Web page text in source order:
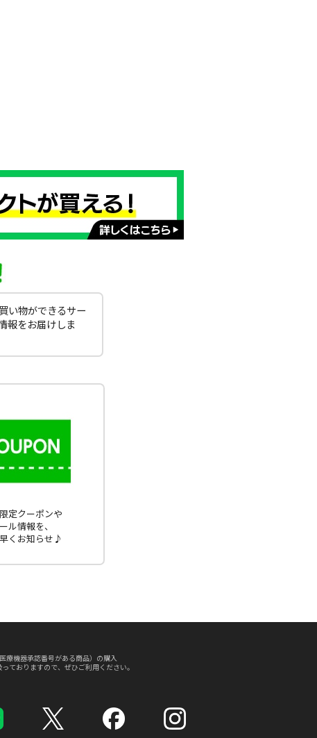
い物ができるサー
報をお届けしま
定クーポンや
ル情報を、
くお知らせ♪
機器承認番号がある商品）の購入
ておりますので、ぜひご利用ください。